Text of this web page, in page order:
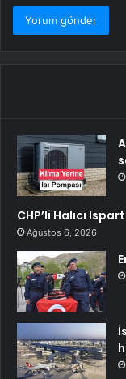
CHP’li Halıcı
Ağustos 6, 2026